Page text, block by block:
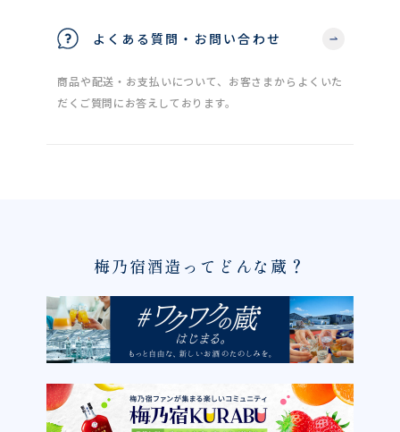
よくある質問・お問い合わせ
商品や配送・お支払いについて、お客さまからよくいた
だくご質問にお答えしております。
梅乃宿酒造ってどんな蔵？